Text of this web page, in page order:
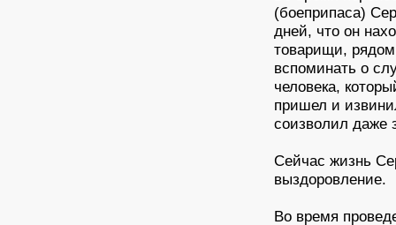
(боеприпаса)
дней, что он
товарищи, рядом
вспоминать о
человека,
пришел и
соизволил даже
Сейчас жизнь
выздоровление.
Во время